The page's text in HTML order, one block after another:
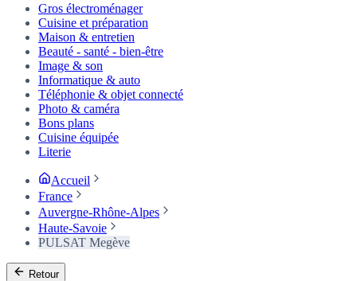
Gros électroménager
Cuisine et préparation
Maison & entretien
Beauté - santé - bien-être
Image & son
Informatique & auto
Téléphonie & objet connecté
Photo & caméra
Bons plans
Cuisine équipée
Literie
Accueil
France
Auvergne-Rhône-Alpes
Haute-Savoie
PULSAT Megève
Retour